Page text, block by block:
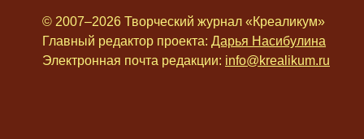
© 2007–2026 Творческий журнал «Креаликум»
Главный редактор проекта: Дарья Насибулина
Электронная почта редакции: info@krealikum.ru